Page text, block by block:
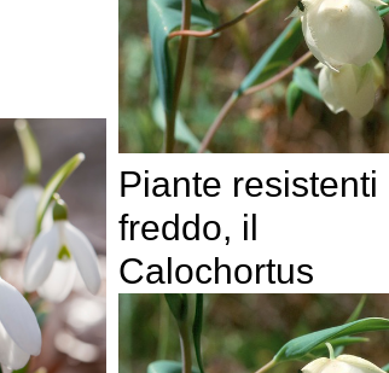
Piante resistenti
freddo, il
Calochortus